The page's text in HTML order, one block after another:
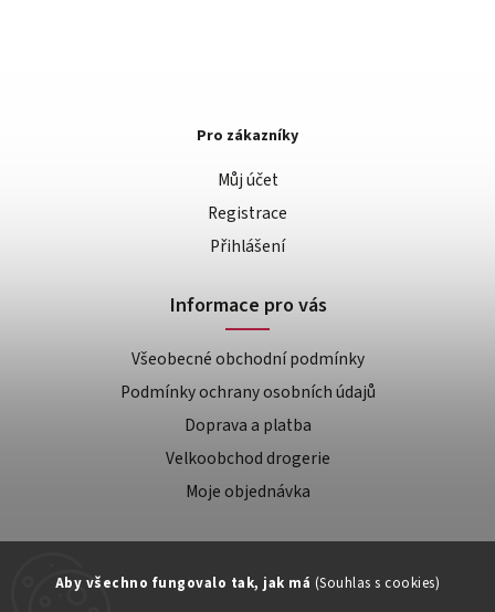
Aby všechno fungovalo tak, jak má (Souhlas s cookies)
Pro zákazníky
Můj účet
Registrace
Přihlášení
Informace pro vás
Všeobecné obchodní podmínky
Podmínky ochrany osobních údajů
Doprava a platba
Velkoobchod drogerie
Moje objednávka